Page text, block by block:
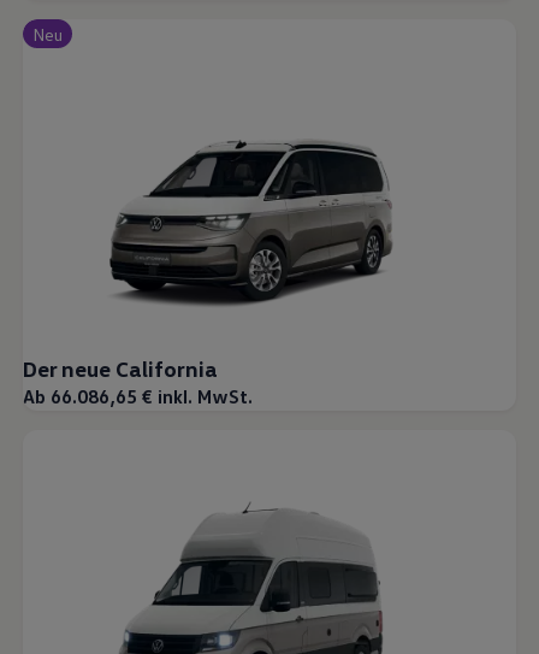
Neu
Der neue California
Ab 66.086,65 € inkl. MwSt.